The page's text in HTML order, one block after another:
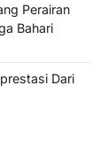
Perairan
Bahari
Dari